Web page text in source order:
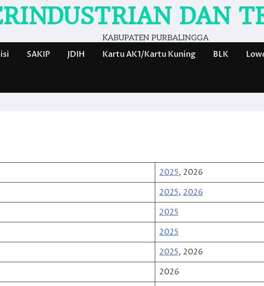
DAN
KABUPATEN PURBALINGGA
SAKIP JDIH Kartu AK1/Kartu Kuning BLK
2025, 2026
2025, 2026
2025
2025
2025, 2026
2026